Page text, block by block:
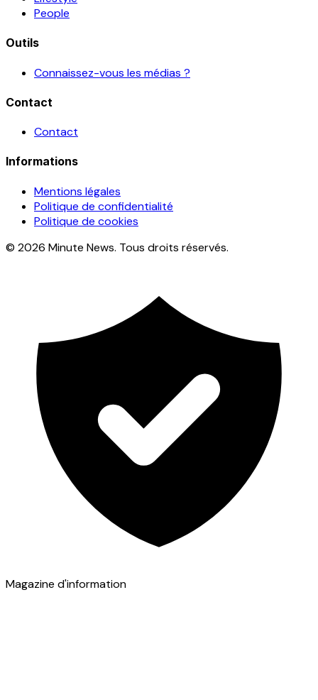
People
Outils
Connaissez-vous les médias ?
Contact
Contact
Informations
Mentions légales
Politique de confidentialité
Politique de cookies
© 2026 Minute News. Tous droits réservés.
Magazine d'information